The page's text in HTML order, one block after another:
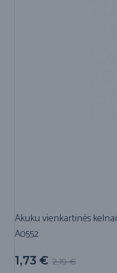
Akuku vienkartinės
A0552
2,19€
1,73 €